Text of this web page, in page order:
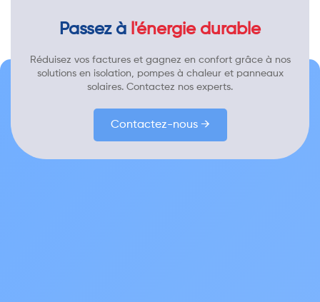
Passez à l'énergie durable
Réduisez vos factures et gagnez en confort grâce à nos
solutions en isolation, pompes à chaleur et panneaux
solaires. Contactez nos experts.
Contactez-nous →